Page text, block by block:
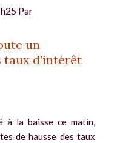
Par
un
d’intérêt
à la baisse ce matin,
de hausse des taux